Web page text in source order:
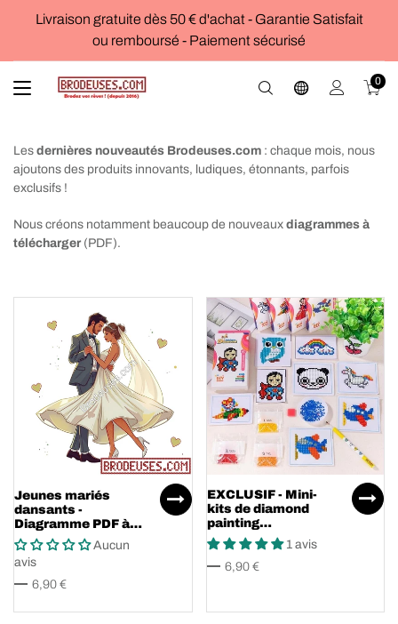
Livraison gratuite dès 50 € d'achat - Garantie Satisfait
ou remboursé - Paiement sécurisé
0
Les dernières nouveautés Brodeuses.com : chaque mois, nous
ajoutons des produits innovants, ludiques, étonnants, parfois
exclusifs !
Nous créons notamment beaucoup de nouveaux diagrammes à
télécharger(PDF).
Jeunes mariés
dansants -
Diagramme PDF à
télécharger
Aucun
avis
6,90 €
EXCLUSIF - Mini-
kits de diamond
painting
autocollants pour
enfants !
1 avis
6,90 €